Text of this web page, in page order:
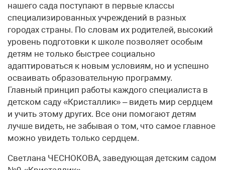
нашего сада поступают в первые классы
специализированных учреждений в разных
городах страны. По словам их родителей, высокий
уровень подготовки к школе позволяет особым
детям не только быстрее социально
адаптироваться к новым условиям, но и успешно
осваивать образовательную программу.
Главный принцип работы каждого специалиста в
детском саду «Кристаллик» – видеть мир сердцем
и учить этому других. Все они помогают детям
лучше видеть, не забывая о том, что самое главное
можно увидеть только сердцем.
Светлана ЧЕСНОКОВА, заведующая детским садом